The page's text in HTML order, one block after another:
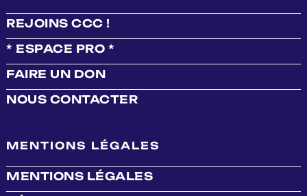
REJOINS CCC !
* ESPACE PRO *
FAIRE UN DON
NOUS CONTACTER
MENTIONS LÉGALES
MENTIONS LÉGALES